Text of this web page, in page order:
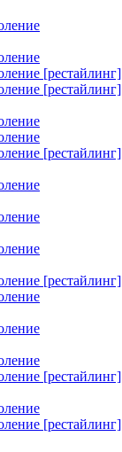
[рестайлинг]
[рестайлинг]
[рестайлинг]
[рестайлинг]
[рестайлинг]
[рестайлинг]